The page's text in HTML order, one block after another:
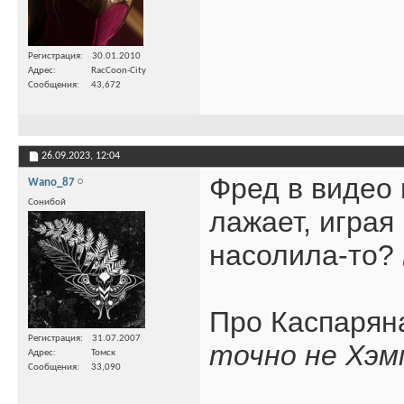
Регистрация
30.01.2010
Адрес
RacCoon-City
Сообщения
43,672
26.09.2023, 12:04
Wano_87
Сонибой
Регистрация
31.07.2007
Адрес
Томск
Сообщения
33,090
Фред в видео
лажает,
насолила-то?
Про
точно не